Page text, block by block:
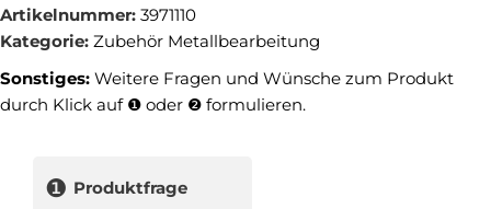
Artikelnummer: 3971110
Kategorie: Zubehör Metallbearbeitung
Sonstiges: Weitere Fragen und Wünsche zum Produkt
durch Klick auf ❶ oder ❷ formulieren.
❶ Produktfrage